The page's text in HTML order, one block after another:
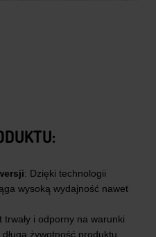
: Dzięki technologii
wysoką wydajność nawet
trwały i odporny na warunki
żywotność produktu.